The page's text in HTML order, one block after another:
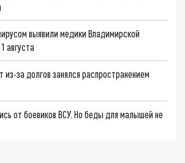
выявили медики Владимирской
августа
за долгов занялся распространением
от боевиков ВСУ. Но беды для малышей не